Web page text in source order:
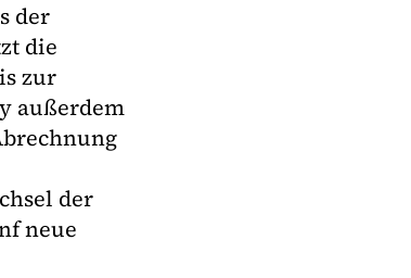
der
die
zur
außerdem
der
neue